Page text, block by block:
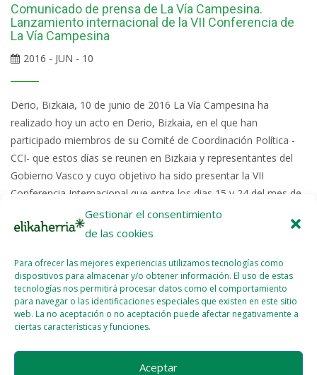
Gestionar el consentimiento
de las cookies
Para ofrecer las mejores experiencias utilizamos tecnologías como
dispositivos para almacenar y/o obtener información. El uso de estas
tecnologías nos permitirá procesar datos como el comportamiento
para navegar o las identificaciones especiales que existen en este sitio
web. La no aceptación o no aceptación puede afectar negativamente a
ciertas características y funciones.
Aceptar
Comunicado de prensa de La Vía Campesina.
Lanzamiento internacional de la VII Conferencia de
La Vía Campesina
2016 - JUN - 10
Derio, Bizkaia, 10 de junio de 2016 La Vía Campesina ha
realizado hoy un acto en Derio, Bizkaia, en el que han
participado miembros de su Comité de Coordinación Política -
CCI- que estos días se reunen en Bizkaia y representantes del
Gobierno Vasco y cuyo objetivo ha sido presentar la VII
Conferencia Internacional que entre los dias 15 y 24 del mes de
julio de 2017 se desarrollará en...
Prev 1 2 3 4 5